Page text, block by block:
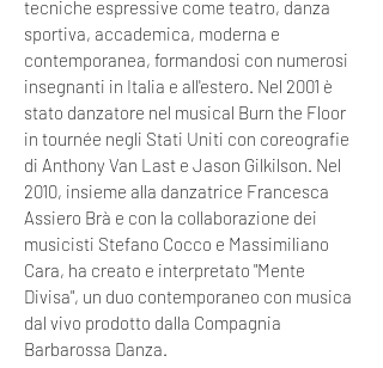
tecniche espressive come teatro, danza
sportiva, accademica, moderna e
contemporanea, formandosi con numerosi
insegnanti in Italia e all'estero. Nel 2001 è
stato danzatore nel musical Burn the Floor
in tournée negli Stati Uniti con coreografie
di Anthony Van Last e Jason Gilkilson. Nel
2010, insieme alla danzatrice Francesca
Assiero Brà e con la collaborazione dei
musicisti Stefano Cocco e Massimiliano
Cara, ha creato e interpretato "Mente
Divisa", un duo contemporaneo con musica
dal vivo prodotto dalla Compagnia
Barbarossa Danza.